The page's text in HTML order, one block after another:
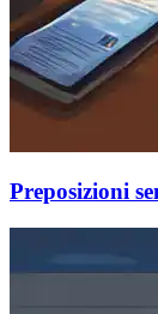
Preposizioni